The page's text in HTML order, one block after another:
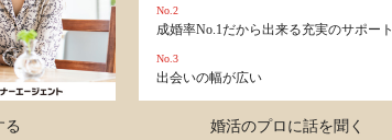
る
No.2
成婚率No.1だから出来る充実のサポート
No.3
出会いの幅が広い
婚活のプロに話を聞く